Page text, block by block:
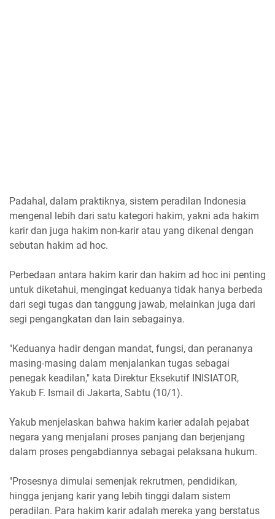
Padahal, dalam praktiknya, sistem peradilan Indonesia
mengenal lebih dari satu kategori hakim, yakni ada hakim
karir dan juga hakim non-karir atau yang dikenal dengan
sebutan hakim ad hoc.
Perbedaan antara hakim karir dan hakim ad hoc ini penting
untuk diketahui, mengingat keduanya tidak hanya berbeda
dari segi tugas dan tanggung jawab, melainkan juga dari
segi pengangkatan dan lain sebagainya.
"Keduanya hadir dengan mandat, fungsi, dan perananya
masing-masing dalam menjalankan tugas sebagai
penegak keadilan," kata Direktur Eksekutif INISIATOR,
Yakub F. Ismail di Jakarta, Sabtu (10/1).
Yakub menjelaskan bahwa hakim karier adalah pejabat
negara yang menjalani proses panjang dan berjenjang
dalam proses pengabdiannya sebagai pelaksana hukum.
"Prosesnya dimulai semenjak rekrutmen, pendidikan,
hingga jenjang karir yang lebih tinggi dalam sistem
peradilan. Para hakim karir adalah mereka yang berstatus